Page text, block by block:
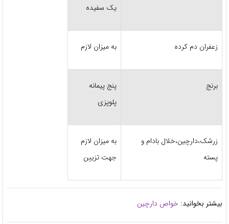
یک سفیده
زعفران دم کرده به میزان لازم
برنج
پنج پیمانه
پلوپزی
زرشک،دارچین،خلال بادام و
پسته
به میزان لازم
جهت تزیین
بیشتر بخوانید: خواص دارچین